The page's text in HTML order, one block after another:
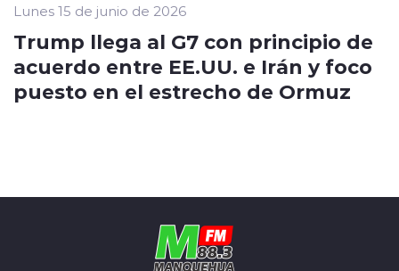
Lunes 15 de junio de 2026
Trump llega al G7 con principio de
acuerdo entre EE.UU. e Irán y foco
puesto en el estrecho de Ormuz